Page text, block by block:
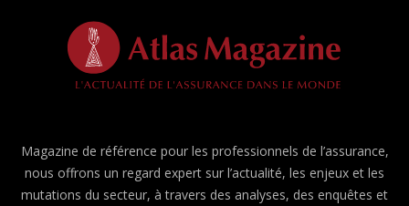
Magazine de référence pour les professionnels de l’assurance,
nous offrons un regard expert sur l’actualité, les enjeux et les
mutations du secteur, à travers des analyses, des enquêtes et